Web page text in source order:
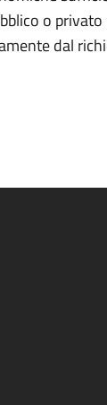
o
dal